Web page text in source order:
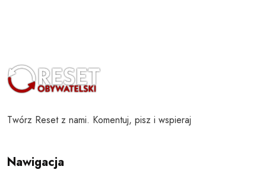
Twórz Reset z nami. Komentuj, pisz i wspieraj
Nawigacja